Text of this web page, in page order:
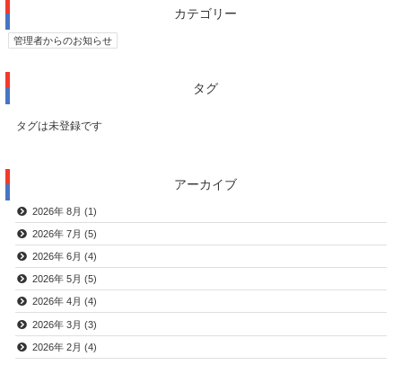
カテゴリー
管理者からのお知らせ
タグ
タグは未登録です
アーカイブ
2026年 8月 (1)
2026年 7月 (5)
2026年 6月 (4)
2026年 5月 (5)
2026年 4月 (4)
2026年 3月 (3)
2026年 2月 (4)